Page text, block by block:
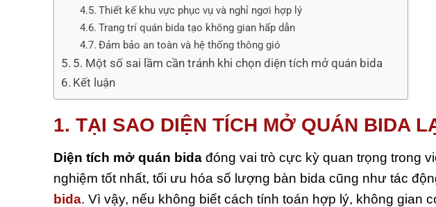
Thiết kế khu vực phục vụ và nghỉ ngơi hợp lý
Trang trí quán bida tạo không gian hấp dẫn
Đảm bảo an toàn và hệ thống thông gió
5. Một số sai lầm cần tránh khi chọn diện tích mở quán bida
Kết luận
1. TẠI SAO DIỆN TÍCH MỞ QUÁN BIDA
Diện tích mở quán bida đóng vai trò cực kỳ quan trọng trong
nghiệm tốt nhất, tối ưu hóa số lượng bàn bida cũng như tác
bida. Vì vậy, nếu không biết cách tính toán hợp lý, không gian